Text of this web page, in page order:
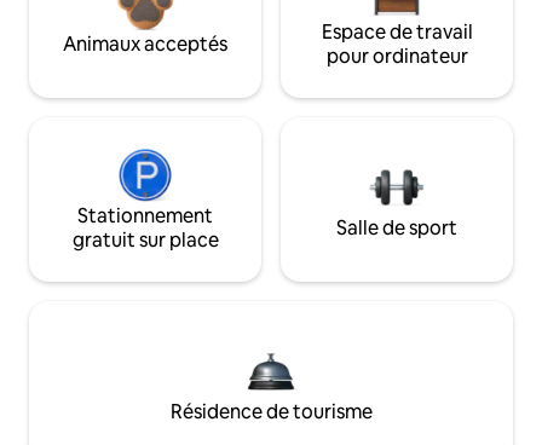
Animaux acceptés
Espace de travail
pour ordinateur
Stationnement
gratuit sur place
Salle de sport
Résidence de tourisme